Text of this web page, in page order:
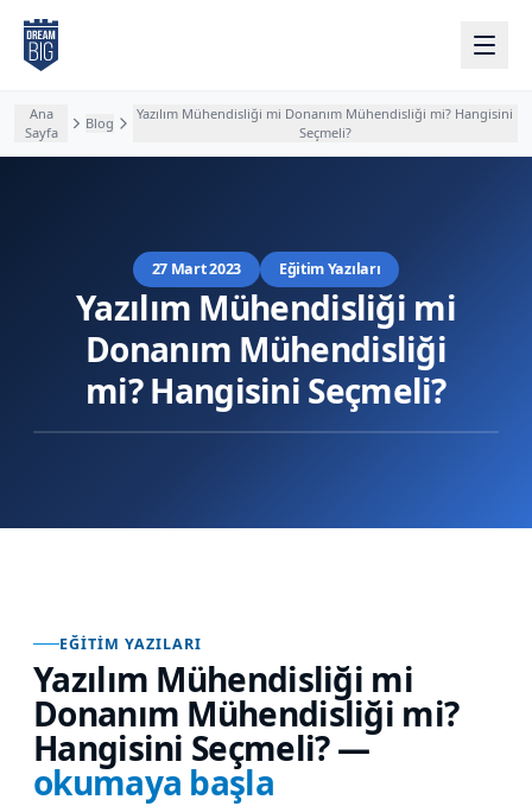
Ana içeriğe atla
Ana
Sayfa
Blog
Yazılım Mühendisliği mi Donanım Mühendisliği mi? Hangisini
Seçmeli?
27 Mart 2023 Eğitim Yazıları
Yazılım Mühendisliği mi
Donanım Mühendisliği
mi? Hangisini Seçmeli?
EĞITIM YAZILARI
Yazılım Mühendisliği mi
Donanım Mühendisliği mi?
Hangisini Seçmeli?—
okumaya başla